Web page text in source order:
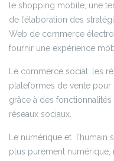
le shopping mobile, une
de l’élaboration des
Web de commerce
fournir une expérience
Le commerce social: les
plateformes de vente
grâce à des
réseaux sociaux.
Le numérique et l’humain
plus purement